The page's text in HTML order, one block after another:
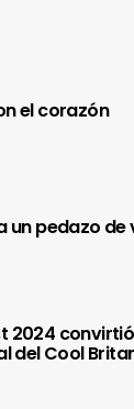
el corazón
un pedazo de
2024
del Cool